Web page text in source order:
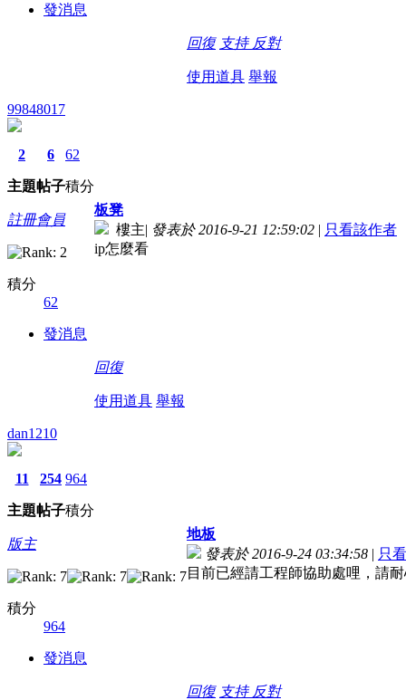
發消息
回復 支持 反對
使用道具 舉報
99848017
2
主題
6
帖子
62
積分
註冊會員
積分
62
發消息
板凳
樓主| 發表於 2016-9-21 12:59:02 | 只看該作者
ip怎麼看
回復
使用道具 舉報
dan1210
11
主題
254
帖子
964
積分
版主
積分
964
發消息
地板
發表於 2016-9-24 03:34:58 | 只
目前已經請工程師協助處哩，請
回復 支持 反對